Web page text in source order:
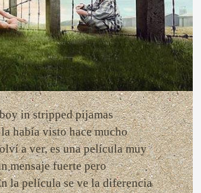
in stripped pijamas
había visto hace mucho
a ver, es una película muy
mensaje fuerte pero
la película se ve la diferencia